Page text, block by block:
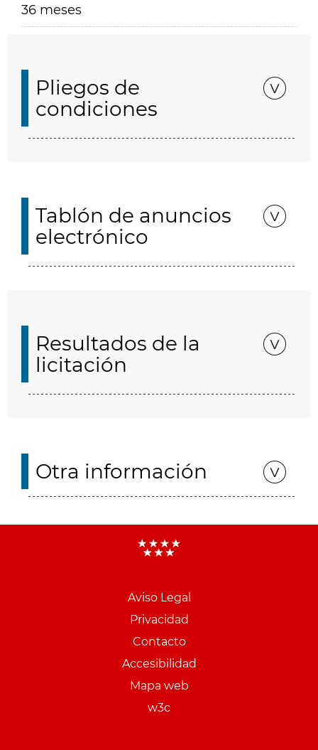
36 meses
Pliegos de
condiciones
Tablón de anuncios
electrónico
Resultados de la
licitación
Otra información
Aviso Legal
Privacidad
Contacto
Accesibilidad
Mapa web
w3c